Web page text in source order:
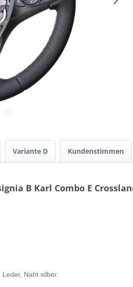
Variante D Kundenstimmen
B Karl Combo E
Naht silber.